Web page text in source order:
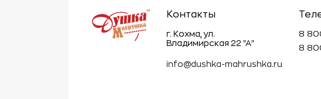
Контакты
г. Кохма, ул.
Владимирская 22 "А"
info@dushka-mahrushka.ru
8
8